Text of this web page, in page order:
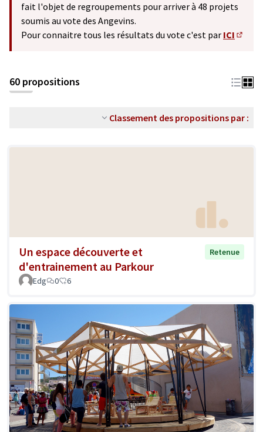
fait l'objet de regroupements pour arriver à 48 projets
soumis au vote des Angevins.
Pour connaitre tous les résultats du vote c'est par ICI
60 propositions
Classement des propositions par :
Un espace découverte et
d'entrainement au Parkour
Retenue
Edg 0 6